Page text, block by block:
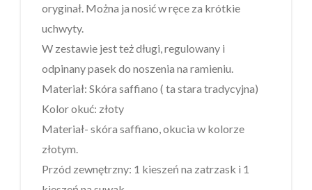
oryginał. Można ja nosić w ręce za krótkie
uchwyty.
W zestawie jest też długi, regulowany i
odpinany pasek do noszenia na ramieniu.
Materiał: Skóra saffiano ( ta stara tradycyjna)
Kolor okuć: złoty
Materiał- skóra saffiano, okucia w kolorze
złotym.
Przód zewnętrzny: 1 kieszeń na zatrzask i 1